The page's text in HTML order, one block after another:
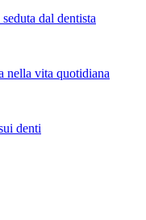
dal dentista
nella vita quotidiana
denti